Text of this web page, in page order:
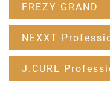
FREZY GRAND
NEXXT
J.CURL